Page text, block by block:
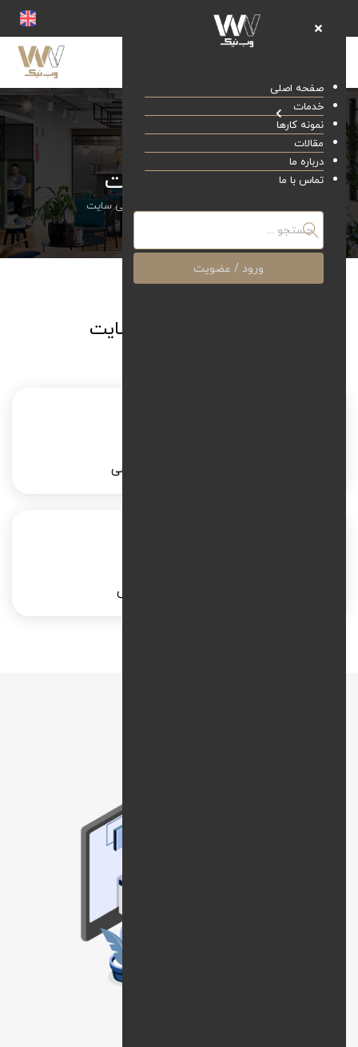
صفحه اصلی
خدمات
نمونه کارها
مقالات
درباره ما
تماس با ما
ورود / عضویت
پشتیبانی سایت
پشتیبانی سایت
خدمات پشتیبانی سایت
پشتیبانی سایت اختصاصی
پشتیبانی سایت وردپرس